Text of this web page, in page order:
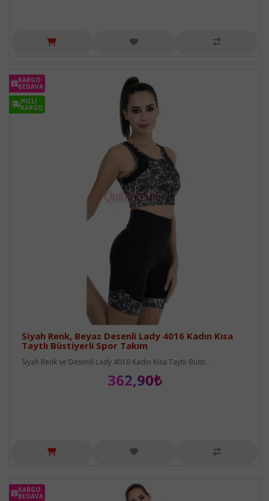
KARGO
BEDAVA
HIZLI
KARGO
Siyah Renk, Beyaz Desenli Lady 4016 Kadın Kısa
Taytlı Büstiyerli Spor Takım
Siyah Renk ve Desenli Lady 4016 Kadın Kısa Taytlı Büsti..
362,90₺
KARGO
BEDAVA